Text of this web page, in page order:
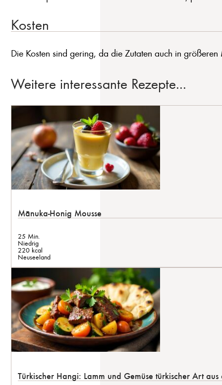
Kosten
Die Kosten sind gering, da die Zutaten auch in
Weitere interessante Rezepte...
Mānuka-Honig Mousse
25 Min.
Niedrig
220 kcal
Neuseeland
Türkischer Hangi: Lamm und Gemüse türkischer Art